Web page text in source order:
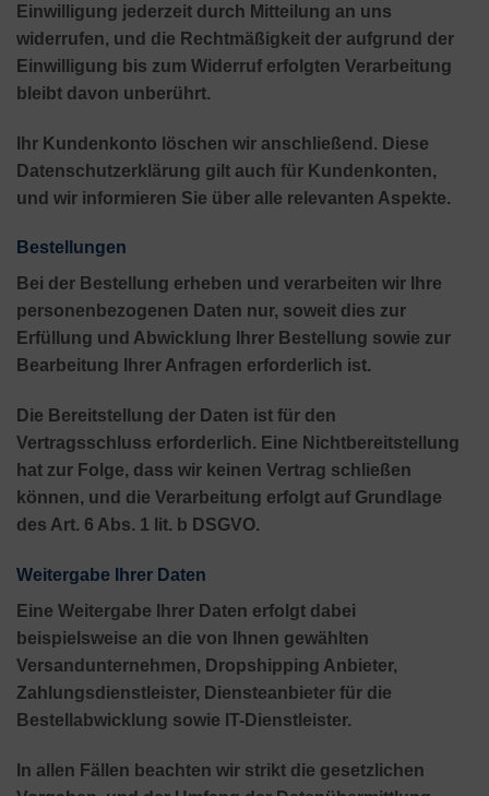
Einwilligung jederzeit durch Mitteilung an uns
widerrufen, und die Rechtmäßigkeit der aufgrund der
Einwilligung bis zum Widerruf erfolgten Verarbeitung
bleibt davon unberührt.
Ihr Kundenkonto löschen wir anschließend. Diese
Datenschutzerklärung gilt auch für Kundenkonten,
und wir informieren Sie über alle relevanten Aspekte.
Bestellungen
Bei der Bestellung erheben und verarbeiten wir Ihre
personenbezogenen Daten nur, soweit dies zur
Erfüllung und Abwicklung Ihrer Bestellung sowie zur
Bearbeitung Ihrer Anfragen erforderlich ist.
Die Bereitstellung der Daten ist für den
Vertragsschluss erforderlich. Eine Nichtbereitstellung
hat zur Folge, dass wir keinen Vertrag schließen
können, und die Verarbeitung erfolgt auf Grundlage
des Art. 6 Abs. 1 lit. b DSGVO.
Weitergabe Ihrer Daten
Eine Weitergabe Ihrer Daten erfolgt dabei
beispielsweise an die von Ihnen gewählten
Versandunternehmen, Dropshipping Anbieter,
Zahlungsdienstleister, Diensteanbieter für die
Bestellabwicklung sowie IT-Dienstleister.
In allen Fällen beachten wir strikt die gesetzlichen